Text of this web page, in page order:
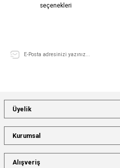
seçenekleri
Üyelik
Kurumsal
Alışveriş